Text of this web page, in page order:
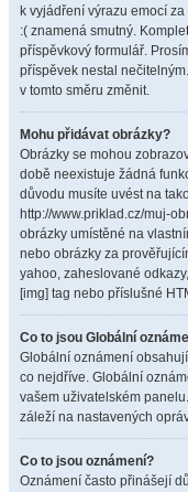
k vyjádření výrazu emocí
:( znamená smutný.
příspěvkový formulář.
příspěvek nestal
v tomto směru změnit.
Mohu přidávat obrázky?
Obrázky se mohou
době neexistuje žádná
důvodu musíte uvést na
http://www.priklad.cz/muj-
obrázky umístěné na
nebo obrázky za
yahoo, zaheslované
[img] tag nebo příslušné
Co to jsou Globální
Globální oznámení
co nejdříve. Globální
vašem uživatelském
záleží na nastavených
Co to jsou oznámení?
Oznámení často přinášejí